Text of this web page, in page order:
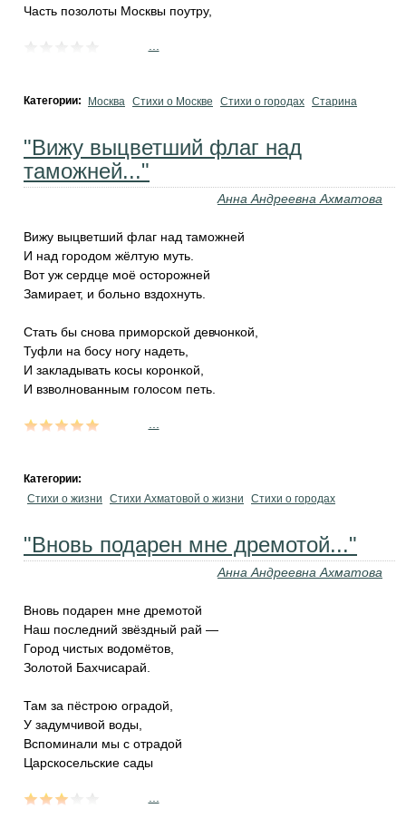
Часть позолоты Москвы поутру,
Категории: Москва Стихи о Москве Стихи о городах Старина
"Вижу выцветший флаг над
таможней..."
Анна Андреевна Ахматова
Вижу выцветший флаг над таможней
И над городом жёлтую муть.
Вот уж сердце моё осторожней
Замирает, и больно вздохнуть.
Стать бы снова приморской девчонкой,
Туфли на босу ногу надеть,
И закладывать косы коронкой,
И взволнованным голосом петь.
Категории:
Стихи о жизни
Стихи Ахматовой о жизни Стихи о городах
"Вновь подарен мне дремотой..."
Анна Андреевна Ахматова
Вновь подарен мне дремотой
Наш последний звёздный рай —
Город чистых водомётов,
Золотой Бахчисарай.
Там за пёстрою оградой,
У задумчивой воды,
Вспоминали мы с отрадой
Царскосельские сады